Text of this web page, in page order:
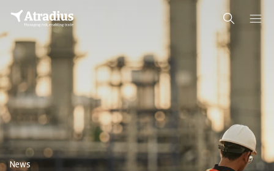
News